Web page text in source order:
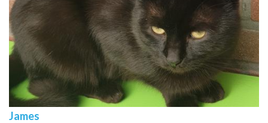
James